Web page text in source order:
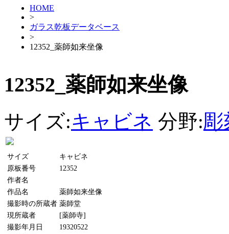
HOME
>
ガラス乾板データベース
>
12352_薬師如来坐像
12352_薬師如来坐像
サイズ:キャビネ 分野:彫
サイズ
キャビネ
原板番号
12352
作者名
作品名
薬師如来坐像
撮影時の所蔵者 薬師堂
現所蔵者
[薬師寺]
撮影年月日
19320522